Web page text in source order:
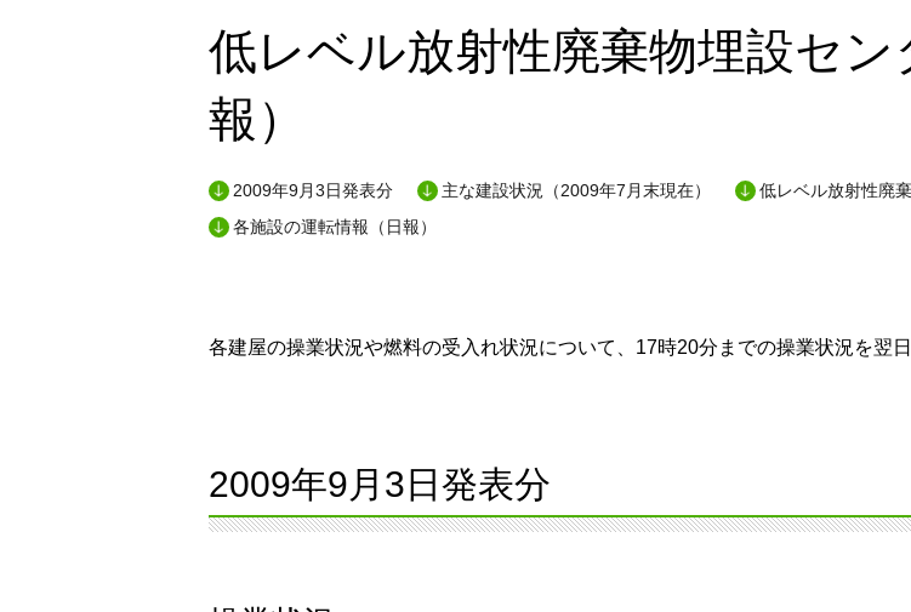
低レベル放射性廃棄物埋設セン
報）
2009年9月3日発表分 主な建設状況（2009年7月末現在） 低レベル放射性廃
各施設の運転情報（日報）
各建屋の操業状況や燃料の受入れ状況について、17時20分までの操業状況を翌
2009年9月3日発表分